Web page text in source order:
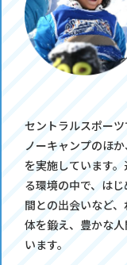
セントラルスポー
ノーキャンプのほ
を実施しています
る環境の中で、は
間との出会いなど
体を鍛え、豊かな
います。